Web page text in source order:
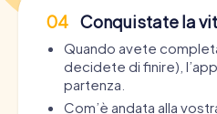
04 Conquistate la
Quando avete
decidete di finire),
partenza.
Com’è andata alla